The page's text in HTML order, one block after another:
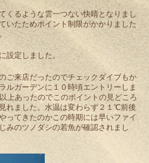
くるような雲一つない快晴となりまし
いたためポイント制限がかかりました
設定しました。
ご来店だったのでチェックダイブもか
ルガーデンに１０時頃エントリーしま
上あったのでこのポイントの見どころ
れました。水温は変わらず２１℃前後
ってきたのかこの時期には早いファイ
みのツノダシの若魚が確認されまし